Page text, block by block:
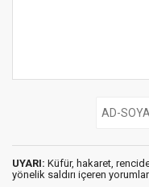
UYARI: Küfür, hakaret,
yönelik saldırı içeren